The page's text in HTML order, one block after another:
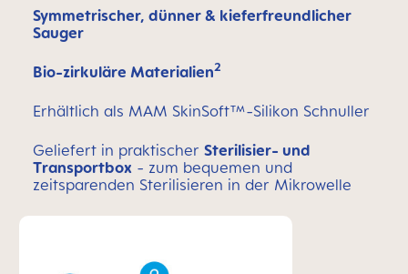
Symmetrischer, dünner & kieferfreundlicher
Sauger
Bio-zirkuläre Materialien2
Erhältlich als MAM SkinSoft™-Silikon Schnuller
Geliefert in praktischer Sterilisier- und
Transportbox - zum bequemen und
zeitsparenden Sterilisieren in der Mikrowelle